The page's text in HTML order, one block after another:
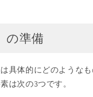
の準備
具体的にどのような
は次の3つです。